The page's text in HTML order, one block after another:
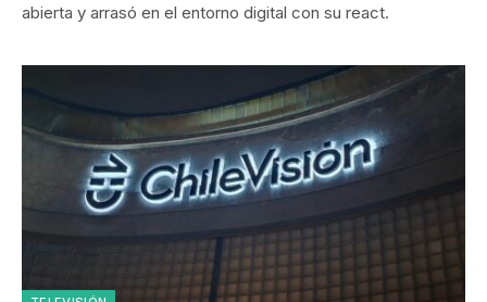
abierta y arrasó en el entorno digital con su react.